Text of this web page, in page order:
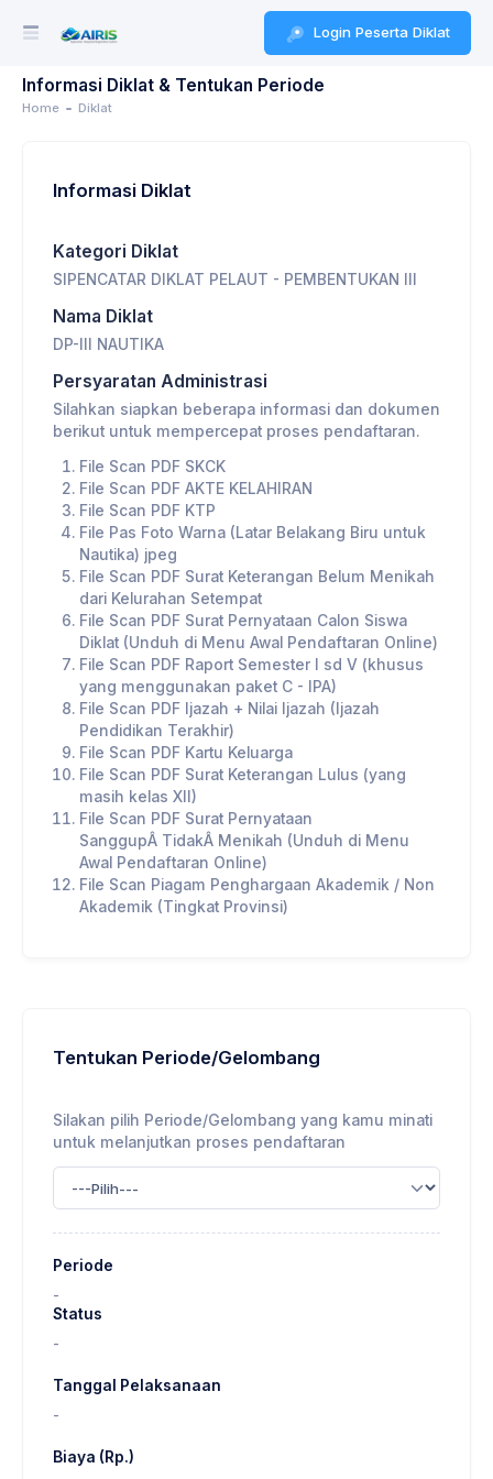
Login Peserta Diklat
Informasi Diklat & Tentukan Periode
Home Diklat
Informasi Diklat
Kategori Diklat
SIPENCATAR DIKLAT PELAUT - PEMBENTUKAN III
Nama Diklat
DP-III NAUTIKA
Persyaratan Administrasi
Silahkan siapkan beberapa informasi dan dokumen
berikut untuk mempercepat proses pendaftaran.
File Scan PDF SKCK
File Scan PDF AKTE KELAHIRAN
File Scan PDF KTP
File Pas Foto Warna (Latar Belakang Biru untuk
Nautika) jpeg
File Scan PDF Surat Keterangan Belum Menikah
dari Kelurahan Setempat
File Scan PDF Surat Pernyataan Calon Siswa
Diklat (Unduh di Menu Awal Pendaftaran Online)
File Scan PDF Raport Semester I sd V (khusus
yang menggunakan paket C - IPA)
File Scan PDF Ijazah + Nilai Ijazah (Ijazah
Pendidikan Terakhir)
File Scan PDF Kartu Keluarga
File Scan PDF Surat Keterangan Lulus (yang
masih kelas XII)
File Scan PDF Surat Pernyataan
SanggupÂ TidakÂ Menikah (Unduh di Menu
Awal Pendaftaran Online)
File Scan Piagam Penghargaan Akademik / Non
Akademik (Tingkat Provinsi)
Tentukan Periode/Gelombang
Silakan pilih Periode/Gelombang yang kamu minati
untuk melanjutkan proses pendaftaran
Periode
-
Status
-
Tanggal Pelaksanaan
-
Biaya (Rp.)